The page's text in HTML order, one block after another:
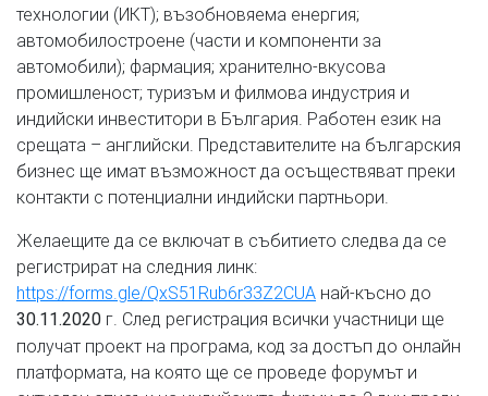
технологии (ИКТ); възобновяема енергия;
автомобилостроене (части и компоненти за
автомобили); фармация; хранително-вкусова
промишленост; туризъм и филмова индустрия и
индийски инвеститори в България. Работен език на
срещата – английски. Представителите на българския
бизнес ще имат възможност да осъществяват преки
контакти с потенциални индийски партньори.
Желаещите да се включат в събитието следва да се
регистрират на следния линк:
https://forms.gle/QxS51Rub6r33Z2CUA най-късно до
30.11.2020 г. След регистрация всички участници ще
получат проект на програма, код за достъп до онлайн
платформата, на която ще се проведе форумът и